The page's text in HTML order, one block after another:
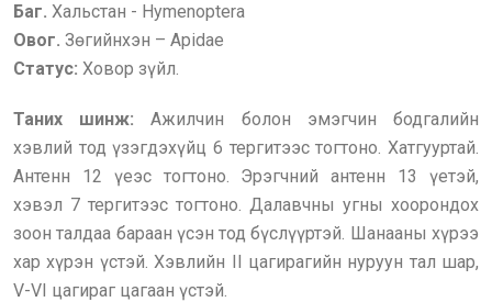
Баг. Хальстан - Hymenoptera
Овог. Зөгийнхэн – Apidae
Статус: Ховор зүйл.
Таних шинж: Ажилчин болон эмэгчин бодгалийн
хэвлий тод үзэгдэхүйц 6 тергитээс тогтоно. Хатгууртай.
Антенн 12 үеэс тогтоно. Эрэгчний антенн 13 үетэй,
хэвэл 7 тергитээс тогтоно. Далавчны угны хоорондох
зоон талдаа бараан үсэн тод бүслүүртэй. Шанааны хүрээ
хар хүрэн үстэй. Хэвлийн II цагирагийн нуруун тал шар,
V-VI цагираг цагаан үстэй.